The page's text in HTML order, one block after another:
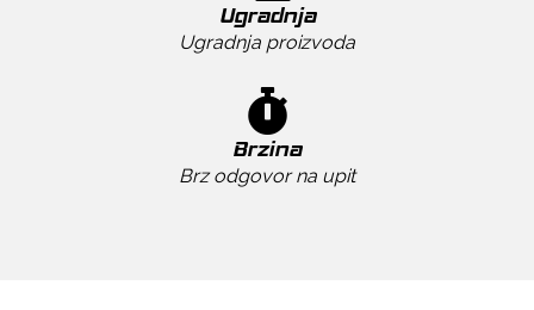
Ugradnja
Ugradnja proizvoda
Brzina
Brz odgovor na upit